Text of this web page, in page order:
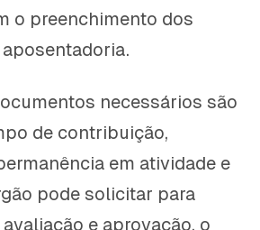
o preenchimento dos
necessários são
de contribuição,
em atividade e
pode solicitar para
e aprovação, o